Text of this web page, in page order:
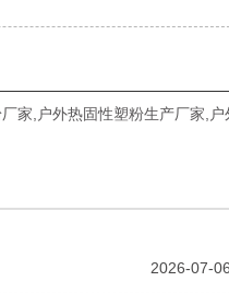
家 户外热固性塑粉生产厂家
2026-07-06